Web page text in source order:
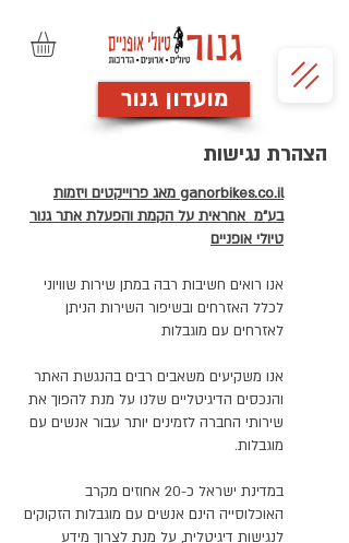
מועדון גנור
הצהרת נגישות
ganorbikes.co.il מאג פרוייקטים ויזמות
בע"מ אחראית על הקמת והפעלת אתר גנור
טיולי אופניים
אנו רואים חשיבות רבה במתן שירות שוויוני
לכלל האזרחים ובשיפור השירות הניתן
לאזרחים עם מוגבלות
אנו משקיעים משאבים רבים בהנגשת האתר
והנכסים הדיגיטליים שלנו על מנת להפוך את
שירותי החברה לזמינים יותר עבור אנשים עם
מוגבלות.
במדינת ישראל כ-20 אחוזים מקרב
האוכלוסייה הינם אנשים עם מוגבלות הזקוקים
לנגישות דיגיטלית, על מנת לצרוך מידע